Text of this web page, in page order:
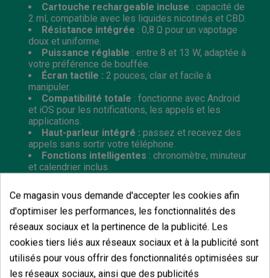
Cartouche rechargeable incluse : capacité de
2 ml, compatible avec les liquides nicotinés et CBD.
Résistance intégrée : 0,8 Ω pour un vapotage
doux et uniforme.
Puissance réglable : entre 8 et 13 W, adaptée à
votre préférence de bouffée.
Écran tactile : 2 pouces, clair et facile à
manipuler.
Compatibilité totale : fonctionne avec Android
et iOS pour les notifications, les appels et les
applications.
Haut-parleur intégré : passez et recevez des
appels sans sortir votre téléphone.
Fonctions intelligentes : chronomètre, minuteur
et calendrier inclus.
métallique avec bracelet en silicone confortable
pour une utilisation quotidienne.
Charge rapide: port USB-C pour une recharge
efficace et rapide. Ne comprend pas de chargeur ni
de câble de charge.
Ce magasin vous demande d'accepter les cookies afin
d'optimiser les performances, les fonctionnalités des
réseaux sociaux et la pertinence de la publicité. Les
cookies tiers liés aux réseaux sociaux et à la publicité sont
utilisés pour vous offrir des fonctionnalités optimisées sur
les réseaux sociaux, ainsi que des publicités